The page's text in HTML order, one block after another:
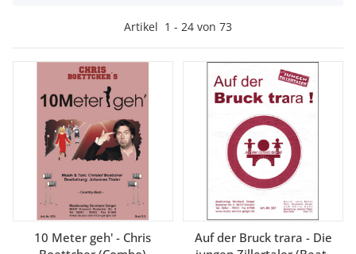
Artikel 1 - 24 von 73
10 Meter geh' - Chris
Auf der Bruck trara - Die